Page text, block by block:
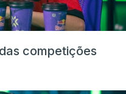
competições